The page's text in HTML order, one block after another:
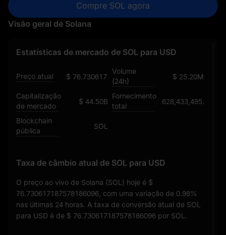
Compre SOL agora
Visão geral de Solana
Estatísticas de mercado de SOL para USD
Preço atual $ 76.730617187578186096
Volume
(24h)
$ 25.20M
Capitalização
de mercado
$ 44.50B
Fornecimento
total
Blockchain
pública
SOL
Taxa de câmbio atual de SOL para USD
O preço ao vivo de Solana (SOL) hoje é $
76.730617187578186096, com uma variação de 0.98%
nas últimas 24 horas. A taxa de conversão atual de SOL
para USD é de $ 76.730617187578186096 por SOL.